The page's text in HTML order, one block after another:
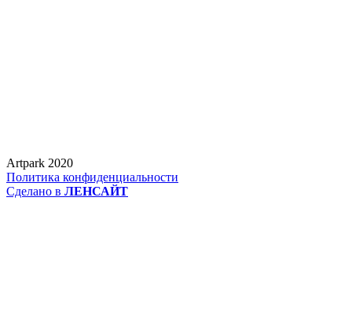
Artpark 2020
Политика конфиденциальности
Сделано в ЛЕНСАЙТ